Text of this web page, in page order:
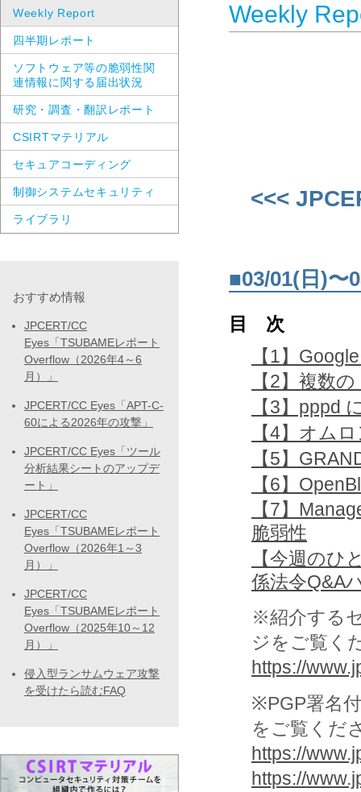
Weekly
<<<
■03/01(日)〜
目 次
【1】
【2】複数
【3】pppd
【4】オム
【5】
【6】
【7】
脆弱性
【今週のひ
係法令Q&A
※紹介する
ジをご覧く
https://
※PGP署名
をご覧くだ
https://
https://
Weekly Report
四半期レポート
ソフトウェア等の脆弱性関
連情報に関する届出状況
研究・調査・翻訳レポート
CSIRTマテリアル
セキュアコーディング
制御システムセキュリティ
ライブラリ
おすすめ情報
JPCERT/CC
Eyes「TSUBAMEレポート
Overflow（2026年4～6
月）」
JPCERT/CC Eyes「APT-C-
60による2026年の攻撃」
JPCERT/CC Eyes「ツール
分析結果シートのアップデ
ート」
JPCERT/CC
Eyes「TSUBAMEレポート
Overflow（2026年1～3
月）」
JPCERT/CC
Eyes「TSUBAMEレポート
Overflow（2025年10～12
月）」
侵入型ランサムウェア攻撃
を受けたら読むFAQ